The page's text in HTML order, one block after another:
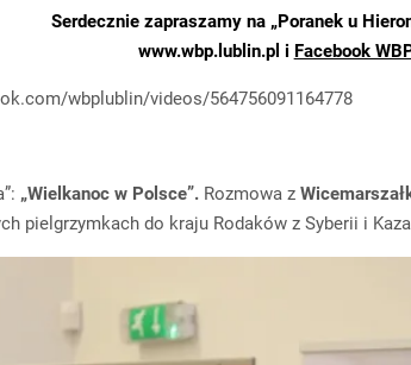
Serdecznie zapraszamy na „Poranek u
www.wbp.lublin.pl i Facebook
wbplublin/videos/564756091164778
„Wielkanoc w Polsce”. Rozmowa z
pielgrzymkach do kraju Rodaków z Syberii i